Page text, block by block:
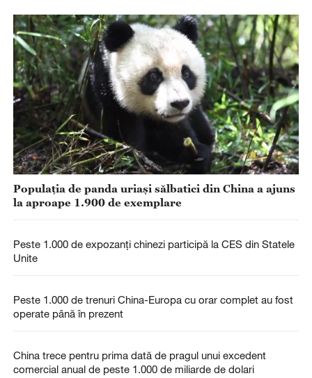
Populația de panda uriași sălbatici din China a ajuns
la aproape 1.900 de exemplare
Peste 1.000 de expozanți chinezi participă la CES din Statele
Unite
Peste 1.000 de trenuri China-Europa cu orar complet au fost
operate până în prezent
China trece pentru prima dată de pragul unui excedent
comercial anual de peste 1.000 de miliarde de dolari